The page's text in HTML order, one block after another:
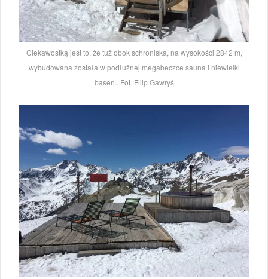
Ciekawostką jest to, że tuż obok schroniska, na wysokości 2842 m,
wybudowana została w podłużnej megabeczce sauna i niewielki
basen.. Fot. Filip Gawryś